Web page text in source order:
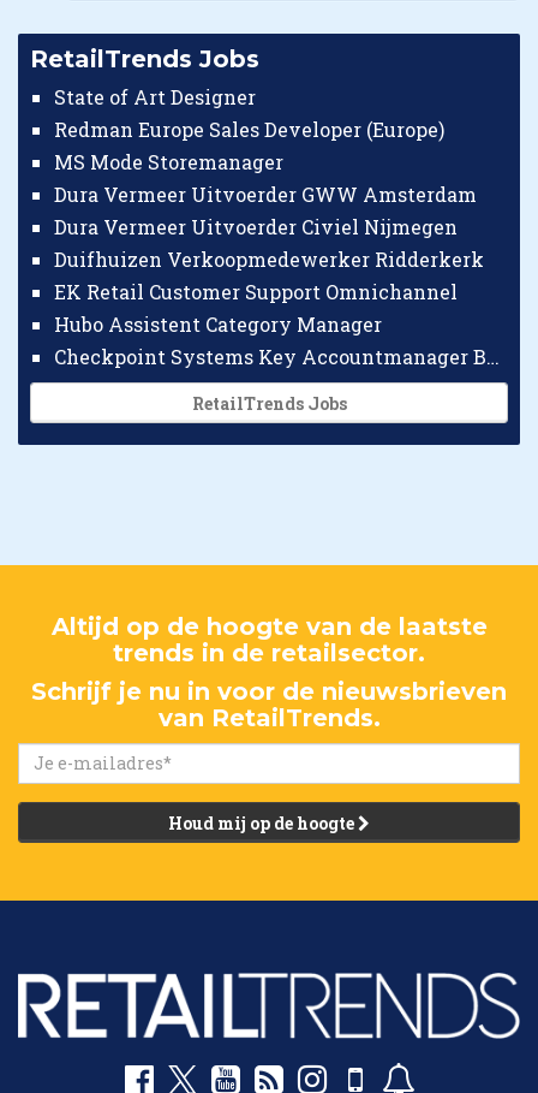
RetailTrends Jobs
State of Art Designer
Redman Europe Sales Developer (Europe)
MS Mode Storemanager
Dura Vermeer Uitvoerder GWW Amsterdam
Dura Vermeer Uitvoerder Civiel Nijmegen
Duifhuizen Verkoopmedewerker Ridderkerk
EK Retail Customer Support Omnichannel
Hubo Assistent Category Manager
Checkpoint Systems Key Accountmanager Benelux
RetailTrends Jobs
Altijd op de hoogte van de laatste
trends in de retailsector.
Schrijf je nu in voor de nieuwsbrieven
van RetailTrends.
Houd mij op de hoogte